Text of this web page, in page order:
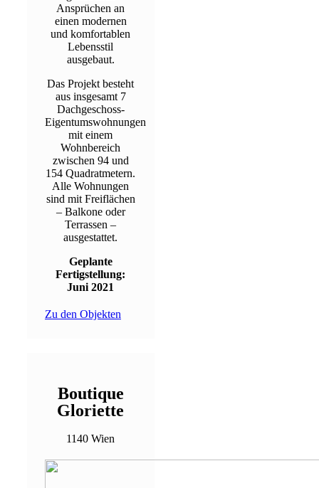
Ansprüchen an
einen modernen
und komfortablen
Lebensstil
ausgebaut.
Das Projekt besteht
aus insgesamt 7
Dachgeschoss-
Eigentumswohnungen
mit einem
Wohnbereich
zwischen 94 und
154 Quadratmetern.
Alle Wohnungen
sind mit Freiflächen
– Balkone oder
Terrassen –
ausgestattet.
Geplante
Fertigstellung:
Juni 2021
Zu den Objekten
Boutique
Gloriette
1140 Wien